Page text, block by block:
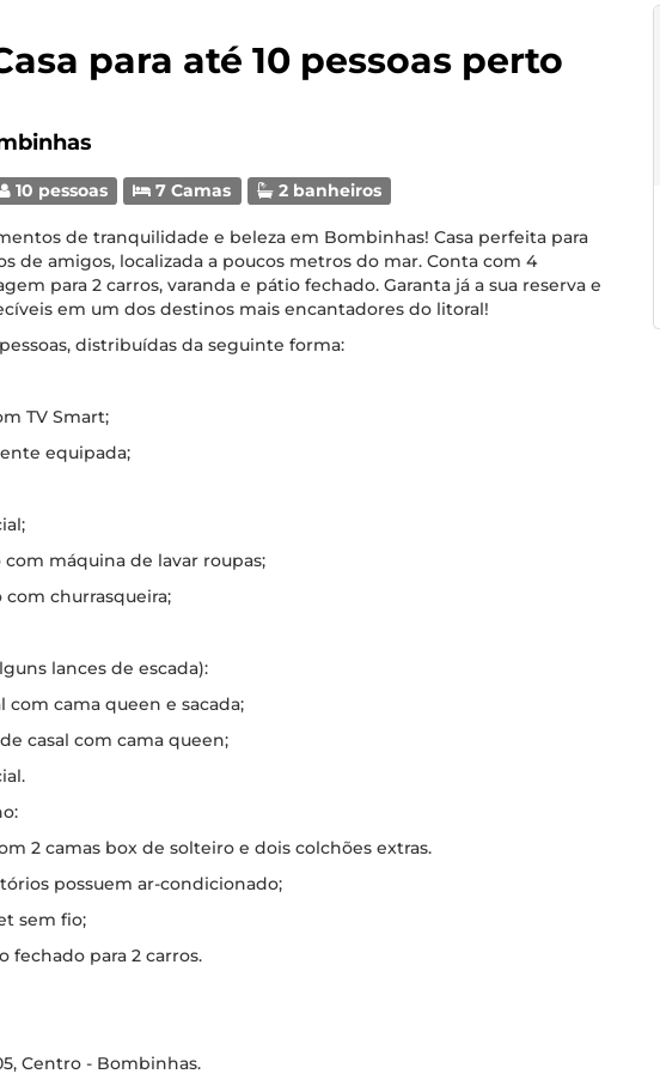
para até 10 pessoas perto
10 pessoas 7 Camas 2 banheiros
de tranquilidade e beleza em Bombinhas! Casa perfeita para
de amigos, localizada a poucos metros do mar. Conta com 4
para 2 carros, varanda e pátio fechado. Garanta já a sua reserva e
em um dos destinos mais encantadores do litoral!
distribuídas da seguinte forma:
TV Smart;
equipada;
com máquina de lavar roupas;
com churrasqueira;
lances de escada):
com cama queen e sacada;
casal com cama queen;
2 camas box de solteiro e dois colchões extras.
possuem ar-condicionado;
sem fio;
fechado para 2 carros.
Centro - Bombinhas.